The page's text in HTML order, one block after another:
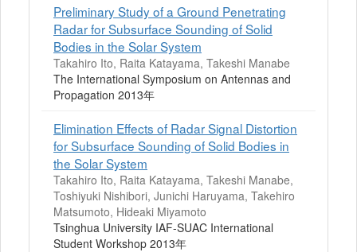
Preliminary Study of a Ground Penetrating
Radar for Subsurface Sounding of Solid
Bodies in the Solar System
Takahiro Ito, Raita Katayama, Takeshi Manabe
The International Symposium on Antennas and
Propagation 2013年
Elimination Effects of Radar Signal Distortion
for Subsurface Sounding of Solid Bodies in
the Solar System
Takahiro Ito, Raita Katayama, Takeshi Manabe,
Toshiyuki Nishibori, Junichi Haruyama, Takehiro
Matsumoto, Hideaki Miyamoto
Tsinghua University IAF-SUAC International
Student Workshop 2013年